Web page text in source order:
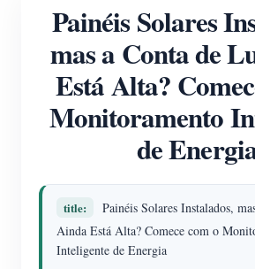
Trifásico Medidor de energia
Trifásico Medidor de energia
Trifásico Medidor de energia
Controlador de potência WiFi
IAMMETER Cloud Pro
Serviço de hospedagem própria
Carregador EV
IAMMETER Simulator
Painéis Solares
mas a Conta de
Está Alta?
Monitoramento
de
title:
Painéis Solares Instalados,
Ainda Está Alta? Comece com o
Inteligente de Energia